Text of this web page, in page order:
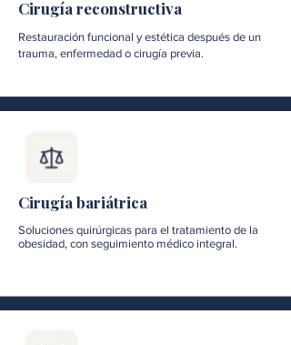
Cirugía reconstructiva
Restauración funcional y estética después de un
trauma, enfermedad o cirugía previa.
Cirugía bariátrica
Soluciones quirúrgicas para el tratamiento de la
obesidad, con seguimiento médico integral.